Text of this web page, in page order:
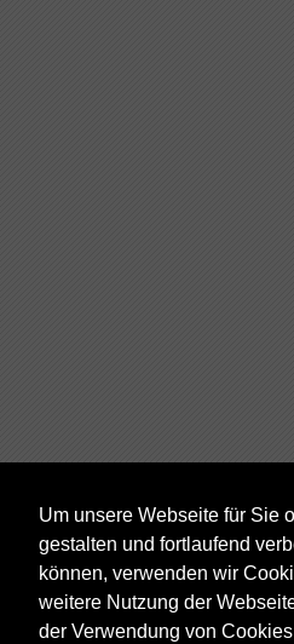
Um unsere Webseite für Sie
gestalten und fortlaufend
können, verwenden wir
weitere Nutzung der
der Verwendung von